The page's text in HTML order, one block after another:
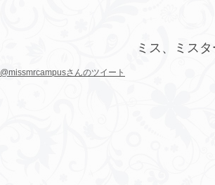
ミス、ミス
@missmrcampusさんのツイート